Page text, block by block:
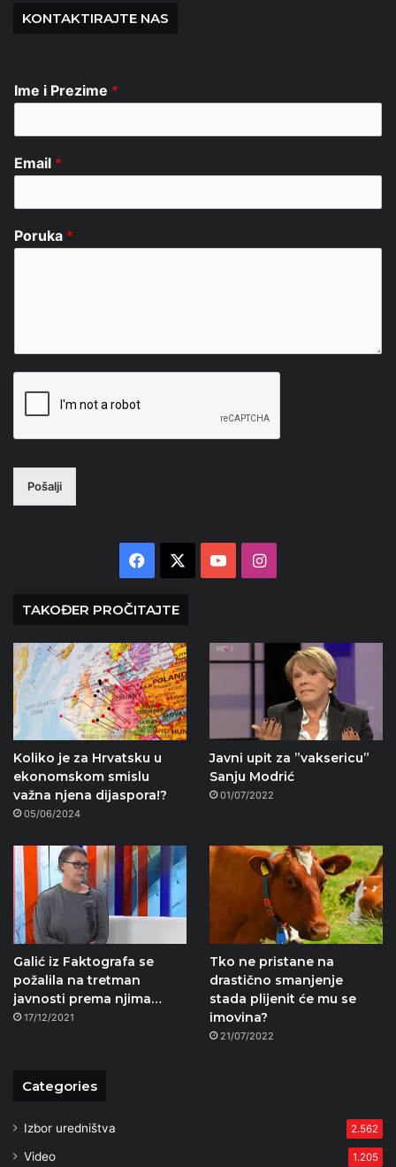
KONTAKTIRAJTE NAS
Ime i Prezime *
Email *
Poruka *
Pošalji
Facebook YouTubeInstagram
TAKOĐER PROČITAJTE
Koliko je za Hrvatsku u
ekonomskom smislu
važna njena dijaspora!?
05/06/2024
Javni upit za ”vaksericu”
Sanju Modrić
01/07/2022
Galić iz Faktografa se
požalila na tretman
javnosti prema njima…
17/12/2021
Tko ne pristane na
drastično smanjenje
stada plijenit će mu se
imovina?
21/07/2022
Categories
Izbor uredništva 2.562
Video 1.205